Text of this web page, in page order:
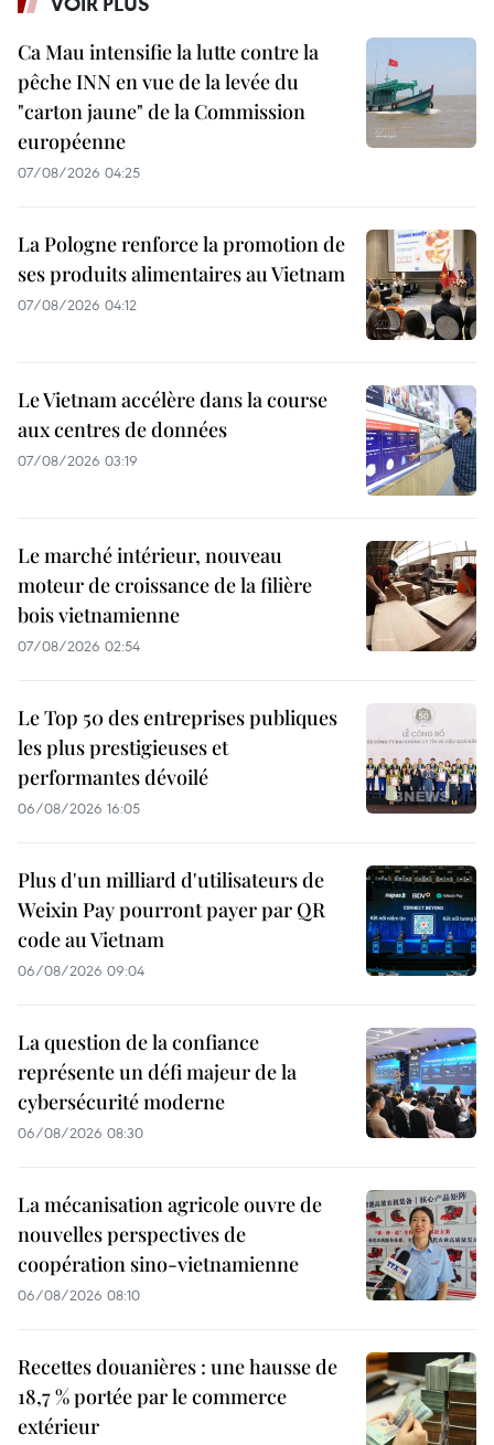
Ca Mau intensifie la lutte contre la
pêche INN en vue de la levée du
"carton jaune" de la Commission
européenne
07/08/2026 04:25
La Pologne renforce la promotion de
ses produits alimentaires au Vietnam
07/08/2026 04:12
Le Vietnam accélère dans la course
aux centres de données
07/08/2026 03:19
Le marché intérieur, nouveau
moteur de croissance de la filière
bois vietnamienne
07/08/2026 02:54
Le Top 50 des entreprises publiques
les plus prestigieuses et
performantes dévoilé
06/08/2026 16:05
Plus d'un milliard d'utilisateurs de
Weixin Pay pourront payer par QR
code au Vietnam
06/08/2026 09:04
La question de la confiance
représente un défi majeur de la
cybersécurité moderne
06/08/2026 08:30
La mécanisation agricole ouvre de
nouvelles perspectives de
coopération sino-vietnamienne
06/08/2026 08:10
Recettes douanières : une hausse de
18,7 % portée par le commerce
extérieur